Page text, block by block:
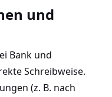
und
Bank und
Schreibweise.
(z. B. nach